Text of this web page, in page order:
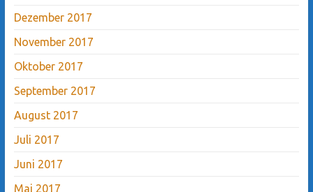
Dezember 2017
November 2017
Oktober 2017
September 2017
August 2017
Juli 2017
Juni 2017
Mai 2017